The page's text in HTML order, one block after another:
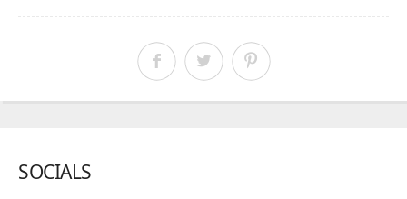
SOCIALS